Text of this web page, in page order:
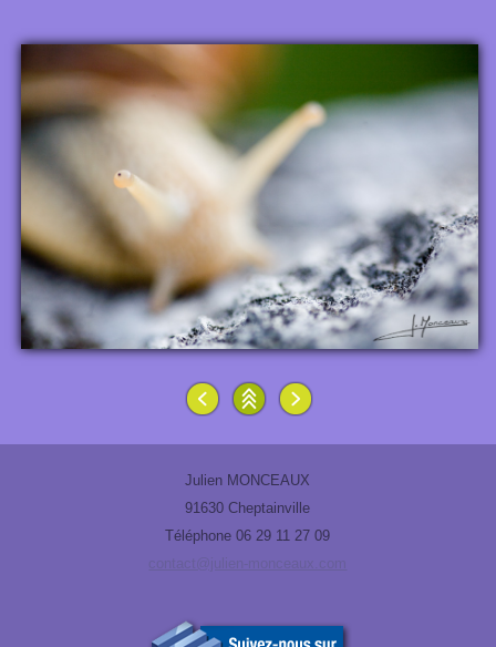
Julien MONCEAUX
91630 Cheptainville
Téléphone 06 29 11 27 09
contact@julien-monceaux.com